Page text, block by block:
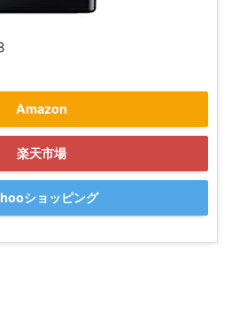
Amazon
楽天市場
ショッピング